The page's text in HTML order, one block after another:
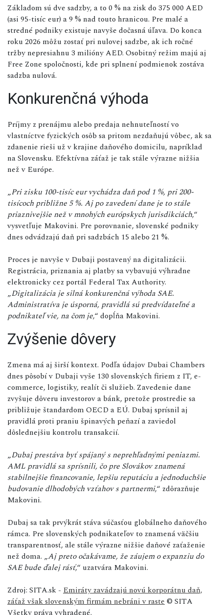
Základom sú dve sadzby, a to 0 % na zisk do 375 000 AED
(asi 95-tisíc eur) a 9 % nad touto hranicou. Pre malé a
stredné podniky existuje navyše dočasná úľava. Do konca
roku 2026 môžu zostať pri nulovej sadzbe, ak ich ročné
tržby nepresiahnu 3 milióny AED. Osobitný režim majú aj
Free Zone spoločnosti, kde pri splnení podmienok zostáva
sadzba nulová.
Konkurenčná výhoda
Príjmy z prenájmu alebo predaja nehnuteľností vo
vlastníctve fyzických osôb sa pritom nezdaňujú vôbec, ak sa
zdanenie rieši už v krajine daňového domicilu, napríklad
na Slovensku. Efektívna záťaž je tak stále výrazne nižšia
než v Európe.
„Pri zisku 100-tisíc eur vychádza daň pod 1 %, pri 200-
tisícoch približne 5 %. Aj po zavedení dane je to stále
priaznivejšie než v mnohých európskych jurisdikciách,“
vysvetľuje Makovini. Pre porovnanie, slovenské podniky
dnes odvádzajú daň pri sadzbách 15 alebo 21 %.
Proces je navyše v Dubaji postavený na digitalizácii.
Registrácia, priznania aj platby sa vybavujú výhradne
elektronicky cez portál Federal Tax Authority.
„Digitalizácia je silná konkurenčná výhoda SAE.
Administratíva je úsporná, pravidlá sú predvídateľné a
podnikateľ vie, na čom je,“ dopĺňa Makovini.
Zvýšenie dôvery
Zmena má aj širší kontext. Podľa údajov Dubai Chambers
dnes pôsobí v Dubaji vyše 130 slovenských firiem z IT, e-
commerce, logistiky, realít či služieb. Zavedenie dane
zvyšuje dôveru investorov a bánk, pretože prostredie sa
približuje štandardom OECD a EÚ. Dubaj sprísnil aj
pravidlá proti praniu špinavých peňazí a zaviedol
dôslednejšiu kontrolu transakcií.
„Dubaj prestáva byť spájaný s neprehľadnými peniazmi.
AML pravidlá sa sprísnili, čo pre Slovákov znamená
stabilnejšie financovanie, lepšiu reputáciu a jednoduchšie
budovanie dlhodobých vzťahov s partnermi,“ zdôrazňuje
Makovini.
Dubaj sa tak prvýkrát stáva súčasťou globálneho daňového
rámca. Pre slovenských podnikateľov to znamená väčšiu
transparentnosť, ale stále výrazne nižšie daňové zaťaženie
než doma. „Aj preto očakávame, že záujem o expanziu do
SAE bude ďalej rásť,“ uzatvára Makovini.
Zdroj: SITA.sk - Emiráty zavádzajú novú korporátnu daň,
záťaž však slovenským firmám nebráni v raste © SITA
Všetky práva vyhradené.